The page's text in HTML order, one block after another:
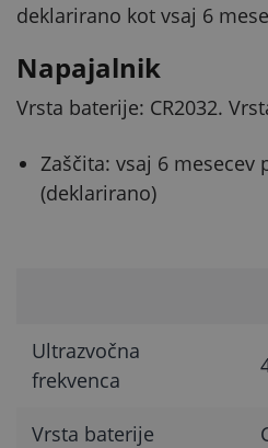
deklarirano kot vsaj 6
Napajalnik
Vrsta baterije: CR2032.
Zaščita: vsaj 6 mesecev
(deklarirano)
Ultrazvočna
frekvenca
Vrsta baterije